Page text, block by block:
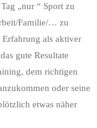
„nur “ Sport zu
Familie/… zu
als aktiver
gute Resultate
dem richtigen
oder seine
etwas näher